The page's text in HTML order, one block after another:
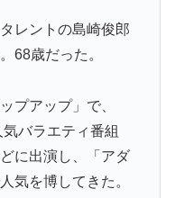
レントの島崎俊郎
68歳だった。
プアップ」で、
バラエティ番組
に出演し、「アダ
気を博してきた。